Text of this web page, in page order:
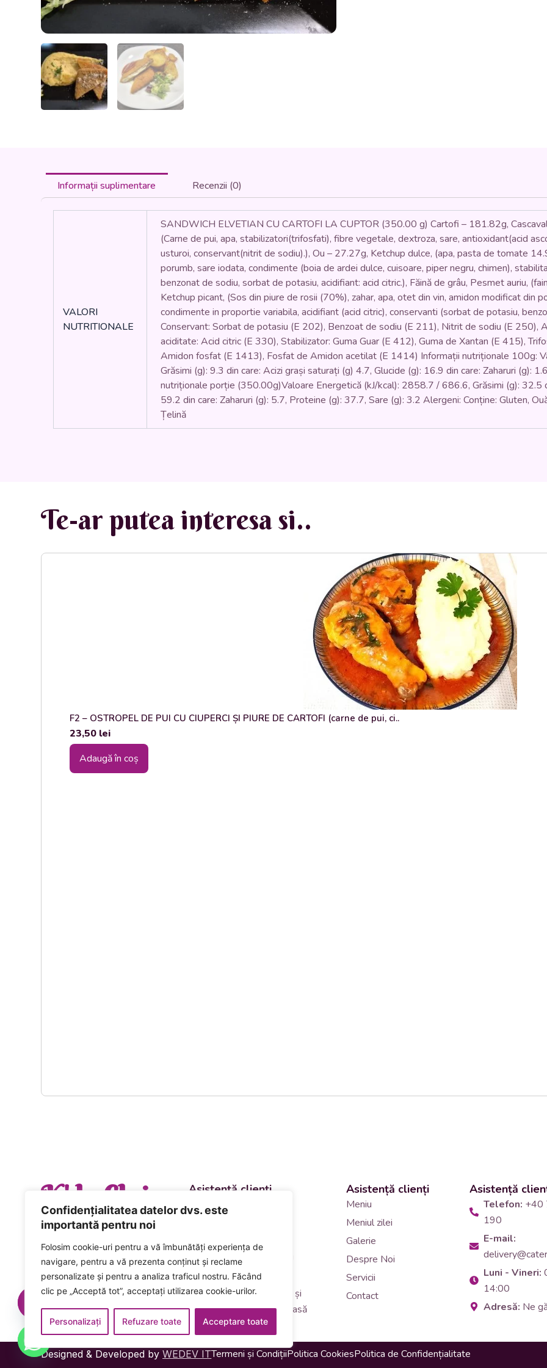
Confidențialitatea datelor dvs. este
importantă pentru noi
Folosim cookie-uri pentru a vă îmbunătăți experiența de
navigare, pentru a vă prezenta conținut și reclame
personalizate și pentru a analiza traficul nostru. Făcând
clic pe „Acceptă tot”, acceptați utilizarea cookie-urilor.
Personalizați Refuzare toate Acceptare toate
CARTOFI
Informații suplimentare Recenzii (0)
VALORI
NUTRITIONALE
SANDWICH ELVETIAN CU CARTOFI LA CUPTOR (350.00 g) Cartofi – 181.82g,
(Carne de pui, apa, stabilizatori(trifosfati), fibre vegetale, dextroza, sare, antioxidant(acid
usturoi, conservant(nitrit de sodiu).), Ou – 27.27g, Ketchup dulce, (apa, pasta de tomate
porumb, sare iodata, condimente (boia de ardei dulce, cuisoare, piper negru, chimen),
benzonat de sodiu, sorbat de potasiu, acidifiant: acid citric.), Făină de grâu, Pesmet auriu,
Ketchup picant, (Sos din piure de rosii (70%), zahar, apa, otet din vin, amidon modificat din
condimente in proportie variabila, acidifiant (acid citric), conservanti (sorbat de potasiu,
Conservant: Sorbat de potasiu (E 202), Benzoat de sodiu (E 211), Nitrit de sodiu (E 250),
aciditate: Acid citric (E 330), Stabilizator: Guma Guar (E 412), Guma de Xantan (E 415),
Amidon fosfat (E 1413), Fosfat de Amidon acetilat (E 1414) Informații nutriționale 100g:
Grăsimi (g): 9.3 din care: Acizi grași saturați (g) 4.7, Glucide (g): 16.9 din care: Zaharuri (g):
nutriționale porție (350.00g)Valoare Energetică (kJ/kcal): 2858.7 / 686.6, Grăsimi (g): 32.5
59.2 din care: Zaharuri (g): 5.7, Proteine (g): 37.7, Sare (g): 3.2 Alergeni: Conține: Gluten,
Țelină
Te-ar putea interesa si..
F2 – OSTROPEL DE PUI CU CIUPERCI ȘI PIURE DE CARTOFI (carne de pui, ci..
23,50 lei
Adaugă în coș
K' la Cluj Asistență clienți
Departament vânzări și
Comenzi și livrări catering
+40 746 223 190
Acceptăm plata numerar și
card inclusiv carduri de masă
Asistență clienți
Meniu
Meniul zilei
Galerie
Despre Noi
Servicii
Contact
Asistență
Telefon: +40
190
E-mail:
Luni - Vineri:
14:00
Adresă: Ne
Designed & Developed byWEDEV ITTermeni și CondițiiPolitica CookiesPolitica de Confidențialitate